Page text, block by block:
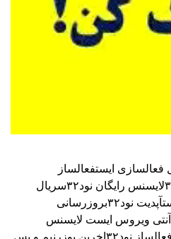
فعالسازی ایستفعالساز
لایسنس رایگان نود۳۲
سریال
آپدیت نود۳۲
بروزرسانی
ویروس ایست لایسنس
نود۳۲
اخرین یوزرنیم و پس